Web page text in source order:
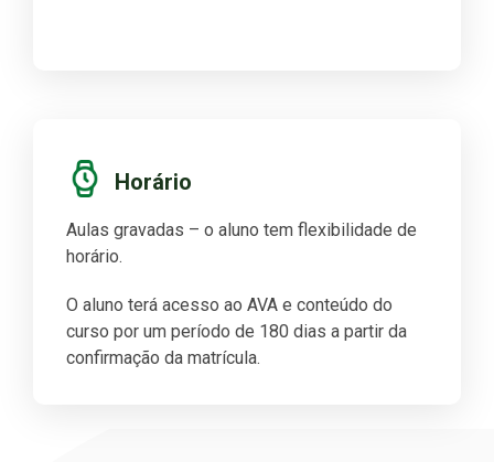
Horário
Aulas gravadas – o aluno tem flexibilidade de
horário.
O aluno terá acesso ao AVA e conteúdo do
curso por um período de 180 dias a partir da
confirmação da matrícula.